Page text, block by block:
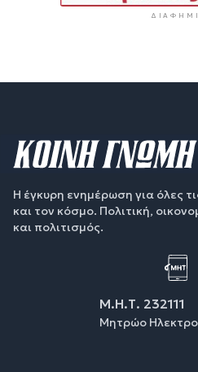
Η έγκυρη ενημέρωση για όλες
και τον κόσμο. Πολιτική,
και πολιτισμός.
Μ.Η.Τ. 232111
Μητρώο